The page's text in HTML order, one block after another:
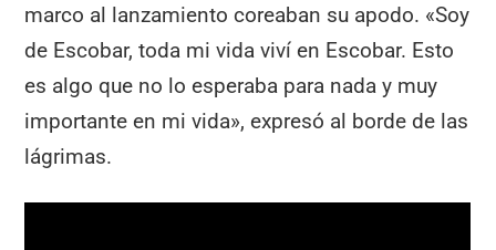
marco al lanzamiento coreaban su apodo. «Soy
de Escobar, toda mi vida viví en Escobar. Esto
es algo que no lo esperaba para nada y muy
importante en mi vida», expresó al borde de las
lágrimas.